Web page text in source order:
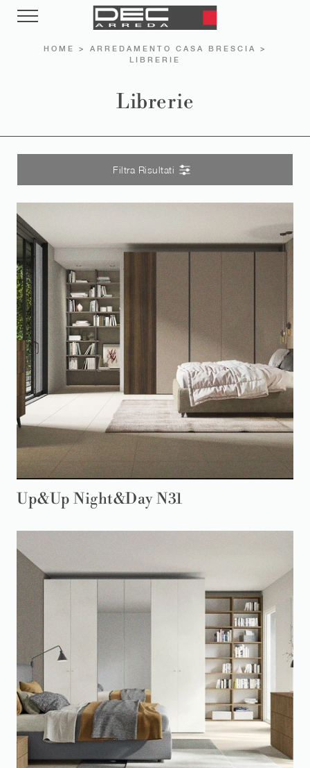
HOME > ARREDAMENTO CASA BRESCIA
>
LIBRERIE
Librerie
Filtra Risultati
Up&Up Night&Day N31